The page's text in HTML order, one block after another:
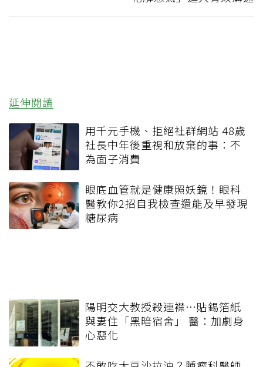
延伸閱讀
用千元手機、拒絕社群網站 48歲
社長中年後重視和放棄的事：不
為面子消費
眼底血管就是健康照妖鏡！眼科
醫教你2招自我檢查還能及早發現
糖尿病
陽明交大教授殺連襟…貼錫箔紙
與妻住「黑暗宿舍」 醫：加劇身
心惡化